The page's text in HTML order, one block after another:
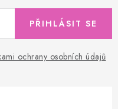
ochrany osobních údajů
PŘIHLÁSIT SE